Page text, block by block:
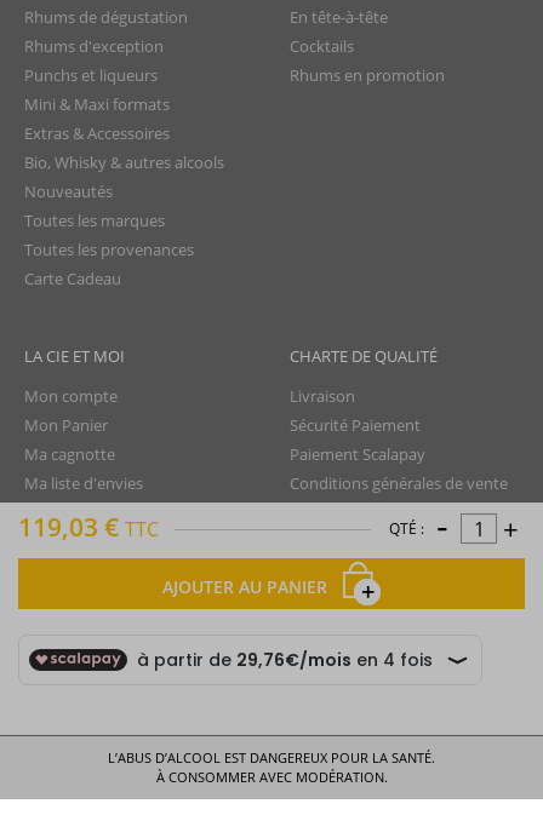
119,03 € TTC QTÉ : - +
AJOUTER AU PANIER
Rhums de dégustation
Rhums d'exception
Punchs et liqueurs
Mini & Maxi formats
Extras & Accessoires
Bio, Whisky & autres alcools
Nouveautés
Toutes les marques
Toutes les provenances
Carte Cadeau
En tête-à-tête
Cocktails
Rhums en promotion
LA CIE ET MOI
Mon compte
Mon Panier
Ma cagnotte
Ma liste d'envies
Aide - FAQ
CHARTE DE QUALITÉ
Livraison
Sécurité Paiement
Paiement Scalapay
Conditions générales de vente
Charte de confidentialité
Protection des données
Droit de rétractation
Mentions légales
La Compagnie du Rhum © tous droits réservés
L’ABUS D’ALCOOL EST DANGEREUX POUR LA SANTÉ.
À CONSOMMER AVEC MODÉRATION.